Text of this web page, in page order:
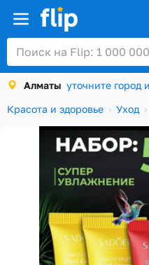
Алматы уточните город
Красота и здоровье
Уход
Войти / Регистрация
Каталог
Скидки и акции
Подарочные карты
Заказы
Посылки
Алматы
Корзина